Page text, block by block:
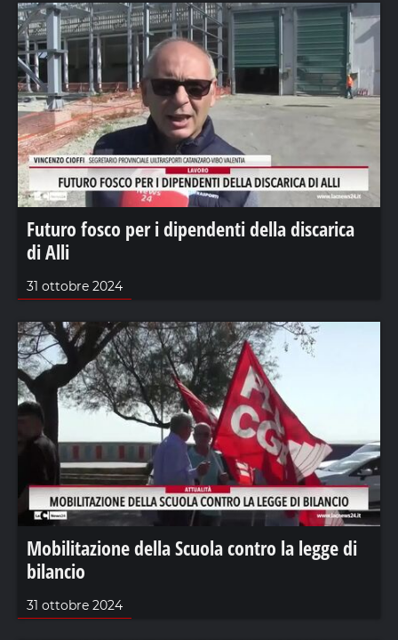
Futuro fosco per i dipendenti della discarica
di Alli
31 ottobre 2024
Mobilitazione della Scuola contro la legge di
bilancio
31 ottobre 2024